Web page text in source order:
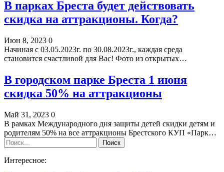
В парках Бреста будет действовать
скидка на аттракционы. Когда?
Июн 8, 2023 0
Начиная с 03.05.2023г. по 30.08.2023г., каждая среда
становится счастливой для Вас! Фото из открытых…
В городском парке Бреста 1 июня
скидка 50% на аттракционы
Май 31, 2023 0
В рамках Международного дня защиты детей скидки детям и
родителям 50% на все аттракционы Брестского КУП «Парк…
Интересное: